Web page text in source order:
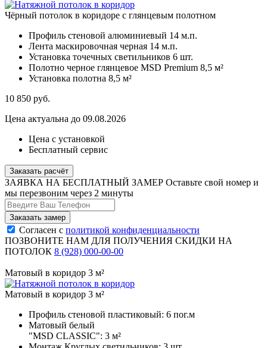
Чёрный потолок в коридоре с глянцевым полотном
Профиль стеновой алюминиевый 14 м.п.
Лента маскировочная черная 14 м.п.
Установка точечных светильников 6 шт.
Полотно черное глянцевое MSD Premium 8,5 м²
Установка полотна 8,5 м²
10 850 руб.
Цена актуальна до 09.08.2026
Цена с установкой
Бесплатный сервис
Заказать расчёт
ЗАЯВКА НА БЕСПЛАТНЫЙ ЗАМЕР Оставьте свой номер и
мы перезвоним через 2 минуты
Согласен с политикой конфиденциальности
ПОЗВОНИТЕ НАМ ДЛЯ ПОЛУЧЕНИЯ СКИДКИ НА
ПОТОЛОК 8 (928) 000-00-00
Матовый в коридор 3 м²
Матовый в коридор 3 м²
Профиль стеновой пластиковый: 6 пог.м
Матовый белый
"MSD CLASSIC": 3 м²